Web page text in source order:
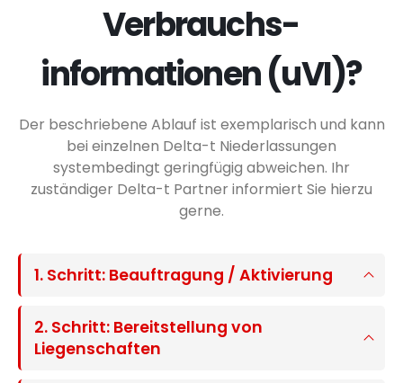
Verbrauchs­
informationen (uVI)?
Der beschriebene Ablauf ist exemplarisch und kann
bei einzelnen Delta-t Niederlassungen
systembedingt geringfügig abweichen. Ihr
zuständiger Delta-t Partner informiert Sie hierzu
gerne.
1. Schritt: Beauftragung / Aktivierung
2. Schritt: Bereitstellung von
Liegenschaften